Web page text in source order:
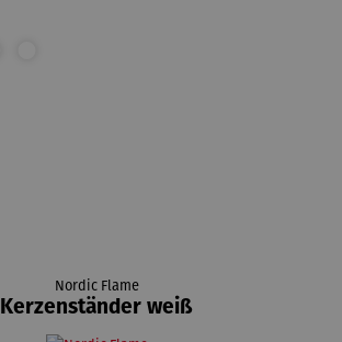
Nordic Flame
Kerzenständer weiß